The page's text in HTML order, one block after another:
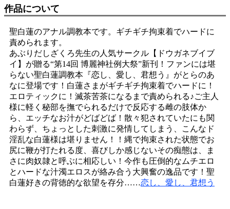
作品について
聖白蓮のアナル調教本です。ギチギチ拘束着でハードに
責められます。
あぶりだしざくろ先生の人気サークル【ドウガネブイブ
イ】が贈る“第14回 博麗神社例大祭”新刊！ファンには堪
らない聖白蓮調教本『恋し、愛し、君想う』がとらのあ
なに登場です！白蓮さまがギチギチ拘束着でハードに！
エロティックに！滅茶苦茶になるまで責められる♪ご主人
様に軽く秘部を撫でられるだけで反応する雌の肢体か
ら、エッチなお汁がどばどば！散々犯されていたにも関
わらず、ちょっとした刺激に発情してしまう、こんなド
淫乱な白蓮様は堪りません！！縄で拘束された状態でお
尻に鞭が打たれる度、喜びしか感じないその痴態は、ま
さに肉奴隷と呼ぶに相応しい！今作も圧倒的なムチエロ
とハードな汁濁エロスが絡み合う大興奮の逸品です！聖
白蓮好きの背徳的な欲望を存分……恋し、愛し、君想う